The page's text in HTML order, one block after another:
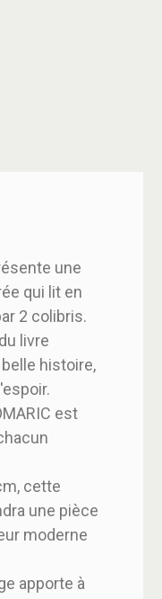
une
qui lit en
2 colibris.
livre
histoire,
est
cette
une pièce
moderne
apporte à